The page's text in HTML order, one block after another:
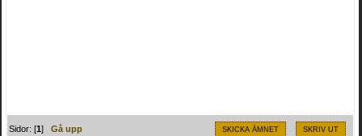
SKICKA ÄMNET SKRIV UT
Sidor: [1]Gå upp